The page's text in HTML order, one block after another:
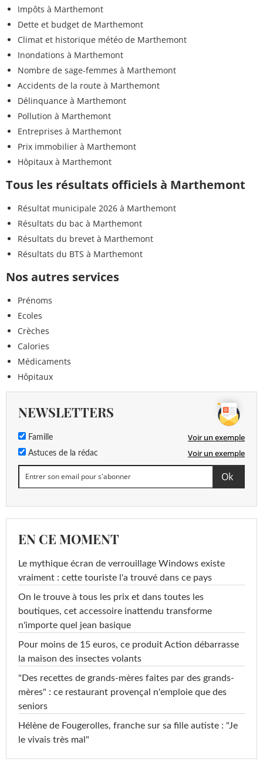
Impôts à Marthemont
Dette et budget de Marthemont
Climat et historique météo de Marthemont
Inondations à Marthemont
Nombre de sage-femmes à Marthemont
Accidents de la route à Marthemont
Délinquance à Marthemont
Pollution à Marthemont
Entreprises à Marthemont
Prix immobilier à Marthemont
Hôpitaux à Marthemont
Tous les résultats officiels à Marthemont
Résultat municipale 2026 à Marthemont
Résultats du bac à Marthemont
Résultats du brevet à Marthemont
Résultats du BTS à Marthemont
Nos autres services
Prénoms
Ecoles
Crèches
Calories
Médicaments
Hôpitaux
NEWSLETTERS
Famille Voir un exemple
Astuces de la rédac Voir un exemple
EN CE MOMENT
Le mythique écran de verrouillage Windows existe
vraiment : cette touriste l'a trouvé dans ce pays
On le trouve à tous les prix et dans toutes les
boutiques, cet accessoire inattendu transforme
n'importe quel jean basique
Pour moins de 15 euros, ce produit Action débarrasse
la maison des insectes volants
"Des recettes de grands-mères faites par des grands-
mères" : ce restaurant provençal n'emploie que des
seniors
Hélène de Fougerolles, franche sur sa fille autiste : "Je
le vivais très mal"